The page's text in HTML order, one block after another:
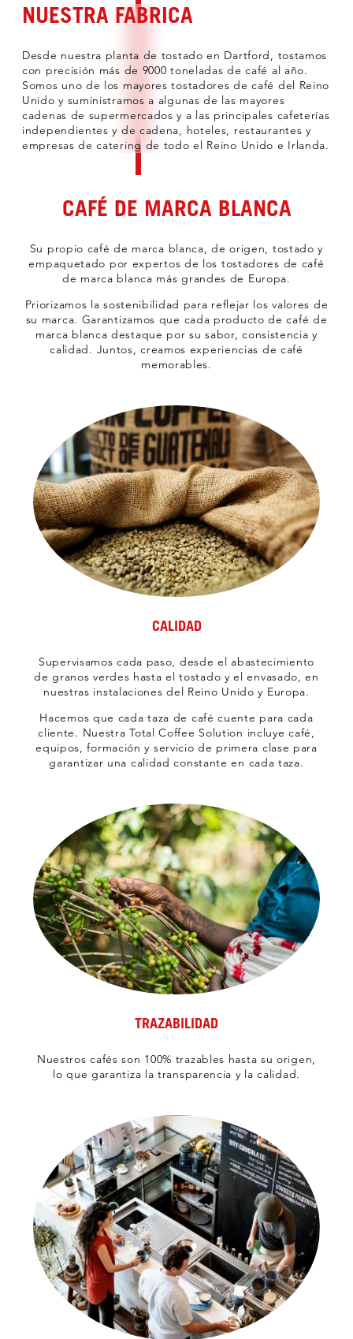
NUESTRA FABRICA
Desde nuestra planta de tostado en Dartford, tostamos
con precisión más de 9000 toneladas de café al año.
Somos uno de los mayores tostadores de café del Reino
Unido y suministramos a algunas de las mayores
cadenas de supermercados y a las principales cafeterías
independientes y de cadena, hoteles, restaurantes y
empresas de catering de todo el Reino Unido e Irlanda.
CAFÉ DE MARCA BLANCA
Su propio café de marca blanca, de origen, tostado y
empaquetado por expertos de los tostadores de café
de marca blanca más grandes de Europa.
Priorizamos la sostenibilidad para reflejar los valores de
su marca. Garantizamos que cada producto de café de
marca blanca destaque por su sabor, consistencia y
calidad. Juntos, creamos experiencias de café
memorables.
CALIDAD
Supervisamos cada paso, desde el abastecimiento
de granos verdes hasta el tostado y el envasado, en
nuestras instalaciones del Reino Unido y Europa.
Hacemos que cada taza de café cuente para cada
cliente. Nuestra Total Coffee Solution incluye café,
equipos, formación y servicio de primera clase para
garantizar una calidad constante en cada taza.
TRAZABILIDAD
Nuestros cafés son 100% trazables hasta su origen,
lo que garantiza la transparencia y la calidad.